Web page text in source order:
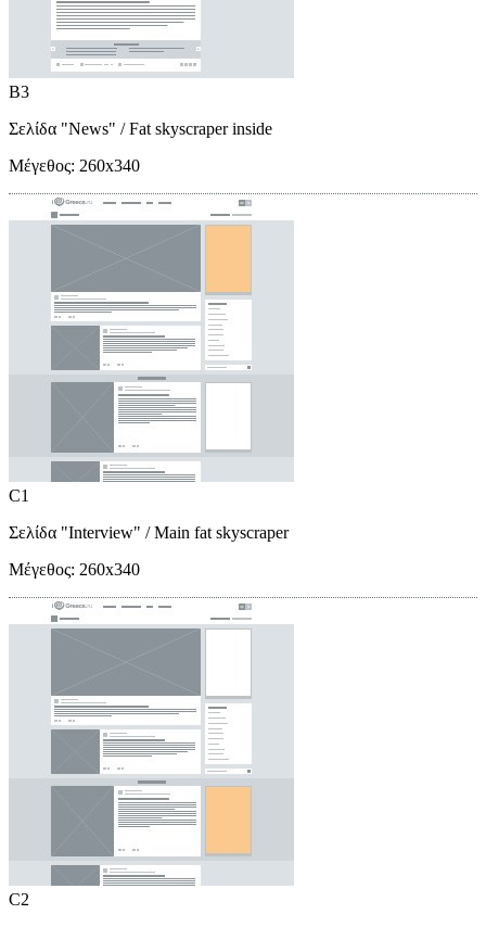
B3
Σελίδα "News" / Fat skyscraper inside
Μέγεθος: 260x340
C1
Σελίδα "Interview" / Main fat skyscraper
Μέγεθος: 260x340
C2